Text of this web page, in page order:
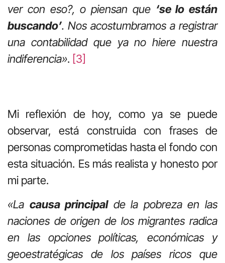
ver con eso?, o piensan que ‘se lo están
buscando’. Nos acostumbramos a registrar
una contabilidad que ya no hiere nuestra
indiferencia». [3]
Mi reflexión de hoy, como ya se puede
observar, está construida con frases de
personas comprometidas hasta el fondo con
esta situación. Es más realista y honesto por
mi parte.
«La causa principalde la pobreza en las
naciones de origen de los migrantes radica
en las opciones políticas, económicas y
geoestratégicas de los países ricos que